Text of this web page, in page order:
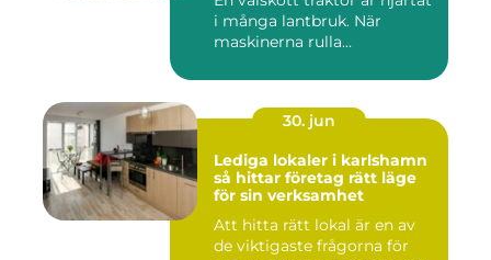
i många lantbruk. När
maskinerna rulla...
30. jun
Lediga lokaler i karlshamn
så hittar företag rätt läge
för sin verksamhet
Att hitta rätt lokal är en av
de viktigaste frågorna för